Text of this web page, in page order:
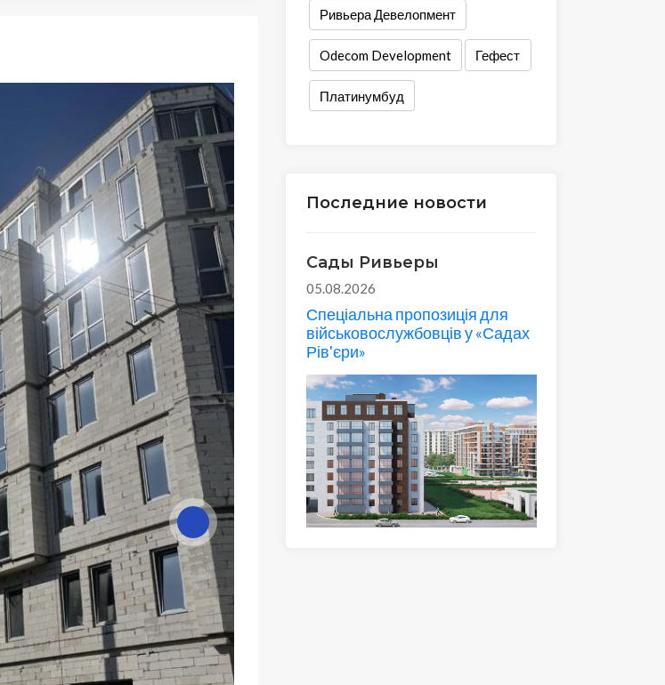
Ривьера Девелопмент
Odecom Development Гефест
Платинумбуд
Последние новости
Сады Ривьеры
05.08.2026
Спеціальна пропозиція для
військовослужбовців у «Садах
Рів'єри»